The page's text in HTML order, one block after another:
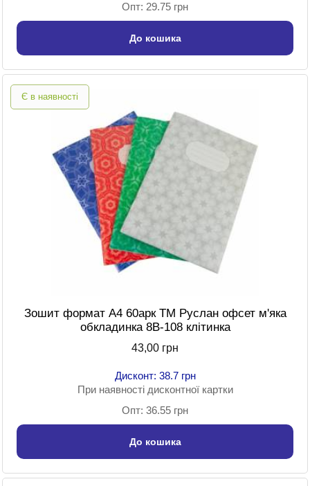
Опт: 29.75 грн
До кошика
Є в наявності
Зошит формат A4 60арк ТМ Руслан офсет м'яка
обкладинка 8В-108 клітинка
43,00 грн
Дисконт: 38.7 грн
При наявності дисконтної картки
Опт: 36.55 грн
До кошика